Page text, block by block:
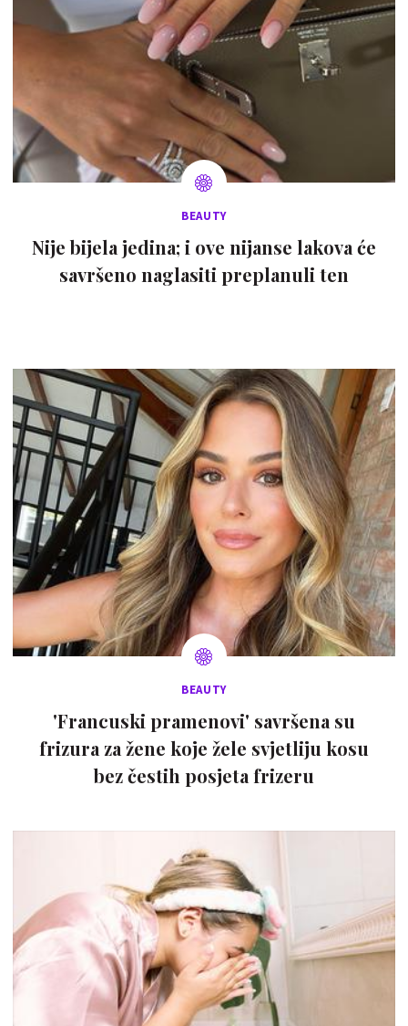
BEAUTY
Nije bijela jedina; i ove nijanse lakova će
savršeno naglasiti preplanuli ten
BEAUTY
'Francuski pramenovi' savršena su
frizura za žene koje žele svjetliju kosu
bez čestih posjeta frizeru